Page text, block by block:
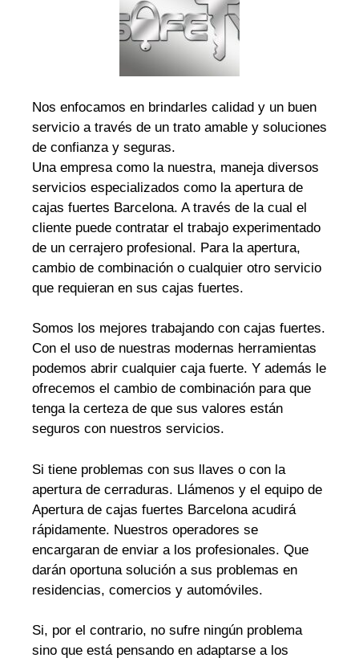
Nos enfocamos en brindarles calidad y un buen
servicio a través de un trato amable y soluciones
de confianza y seguras.
Una empresa como la nuestra, maneja diversos
servicios especializados como la apertura de
cajas fuertes Barcelona. A través de la cual el
cliente puede contratar el trabajo experimentado
de un cerrajero profesional. Para la apertura,
cambio de combinación o cualquier otro servicio
que requieran en sus cajas fuertes.
Somos los mejores trabajando con cajas fuertes.
Con el uso de nuestras modernas herramientas
podemos abrir cualquier caja fuerte. Y además le
ofrecemos el cambio de combinación para que
tenga la certeza de que sus valores están
seguros con nuestros servicios.
Si tiene problemas con sus llaves o con la
apertura de cerraduras. Llámenos y el equipo de
Apertura de cajas fuertes Barcelona acudirá
rápidamente. Nuestros operadores se
encargaran de enviar a los profesionales. Que
darán oportuna solución a sus problemas en
residencias, comercios y automóviles.
Si, por el contrario, no sufre ningún problema
sino que está pensando en adaptarse a los